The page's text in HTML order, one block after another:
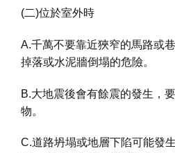
(二)位於室外時
A.千萬不要靠近狹窄的馬路或
掉落或水泥牆倒塌的危險。
B.大地震後會有餘震的發生，
物。
C.道路坍塌或地層下陷可能發